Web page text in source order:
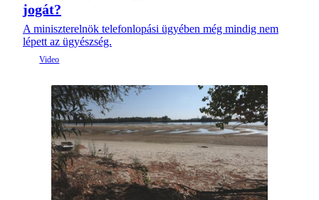
jogát?
A miniszterelnök telefonlopási ügyében még mindig nem
lépett az ügyészség.